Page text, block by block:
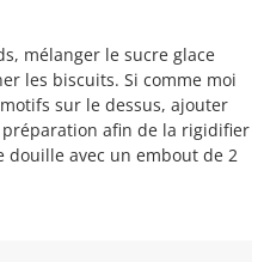
mélanger le sucre glace
les biscuits. Si comme moi
sur le dessus, ajouter
afin de la rigidifier
avec un embout de 2